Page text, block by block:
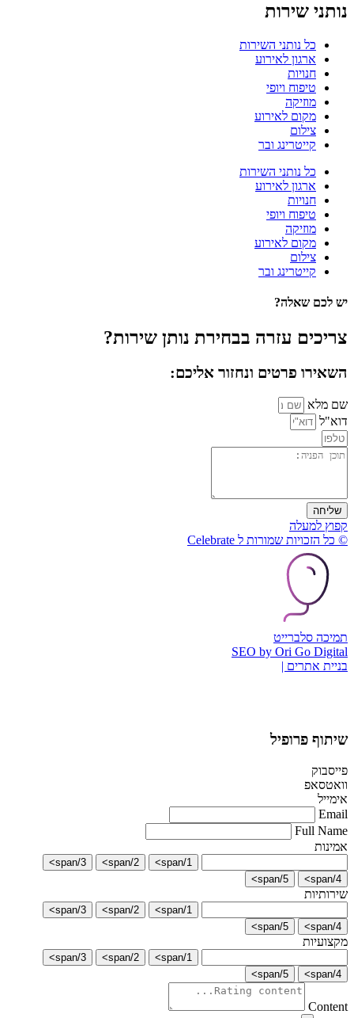
נותני שירות
כל נותני השירות
ארגון לאירוע
חנויות
טיפוח ויופי
מוזיקה
מקום לאירוע
צילום
קייטרינג ובר
כל נותני השירות
ארגון לאירוע
חנויות
טיפוח ויופי
מוזיקה
מקום לאירוע
צילום
קייטרינג ובר
יש לכם שאלה?
צריכים עזרה בבחירת נותן שירות?
השאירו פרטים ונחזור אליכם:
שם מלא
דוא"ל
שליחה
קפוץ למעלה
© כל הזכויות שמורות ל Celebrate
תמיכה סלברייט
SEO by Ori Go Digital
בניית אתרים |
שיתוף פרופיל
פייסבוק
וואטסאפ
אימייל
Email
Full Name
אמינות
1/span>
2/span>
3/span>
4/span>
5/span>
שירותיות
1/span>
2/span>
3/span>
4/span>
5/span>
מקצועיות
1/span>
2/span>
3/span>
4/span>
5/span>
Content